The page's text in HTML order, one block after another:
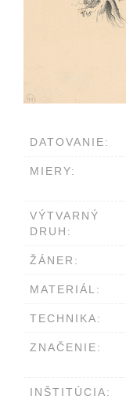
DATOVANIE:
MIERY:
VÝTVARNÝ
DRUH:
ŽÁNER:
MATERIÁL:
TECHNIKA:
ZNAČENIE:
INŠTITÚCIA: